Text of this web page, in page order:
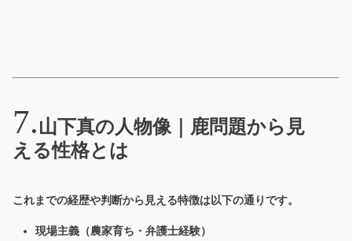
山下真の人物像｜鹿問題から見
える性格とは
これまでの経歴や判断から見える特徴は以下の通りです。
現場主義（農家育ち・弁護士経験）